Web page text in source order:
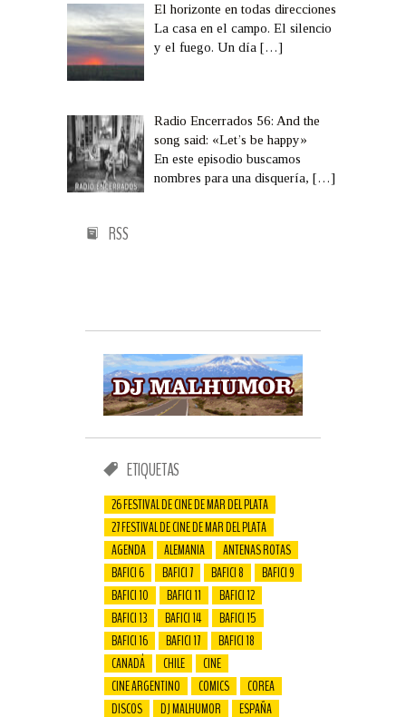
El horizonte en todas direcciones
La casa en el campo. El silencio
y el fuego. Un día[…]
Radio Encerrados 56: And the
song said: «Let’s be happy»
En este episodio buscamos
nombres para una disquería,[…]
RSS
ETIQUETAS
26 FESTIVAL DE CINE DE MAR DEL PLATA
27 FESTIVAL DE CINE DE MAR DEL PLATA
AGENDA
ALEMANIA
ANTENAS ROTAS
BAFICI 6
BAFICI 7 BAFICI 8
BAFICI 9
BAFICI 10
BAFICI 11
BAFICI 12
BAFICI 13
BAFICI 14
BAFICI 15
BAFICI 16
BAFICI 17
BAFICI 18
CANADÁ
CHILE
CINE
CINE ARGENTINO
COMICS
COREA
DISCOS
DJ MALHUMOR
ESPAÑA